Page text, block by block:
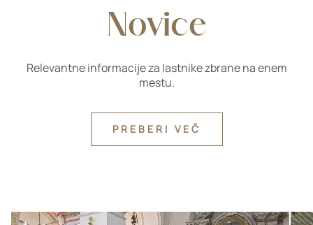
Novice
Relevantne informacije za lastnike zbrane na enem
mestu.
PREBERI VEČ